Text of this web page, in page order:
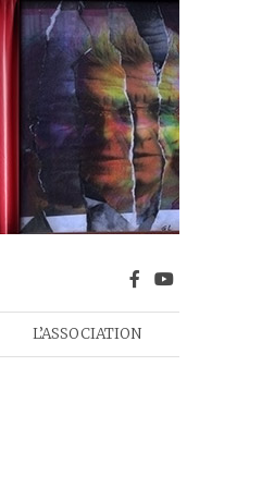
L’ASSOCIATION